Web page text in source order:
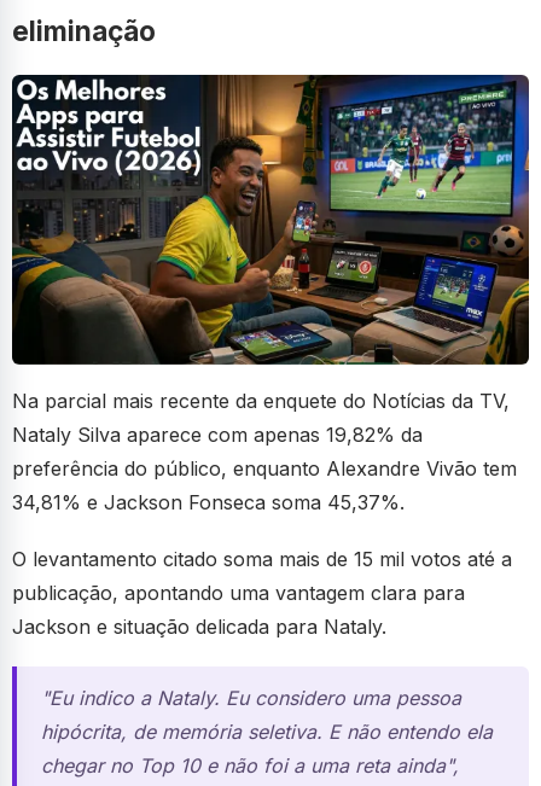
eliminação
Na parcial mais recente da enquete do Notícias da TV,
Nataly Silva aparece com apenas 19,82% da
preferência do público, enquanto Alexandre Vivão tem
34,81% e Jackson Fonseca soma 45,37%.
O levantamento citado soma mais de 15 mil votos até a
publicação, apontando uma vantagem clara para
Jackson e situação delicada para Nataly.
"Eu indico a Nataly. Eu considero uma pessoa
hipócrita, de memória seletiva. E não entendo ela
chegar no Top 10 e não foi a uma reta ainda",